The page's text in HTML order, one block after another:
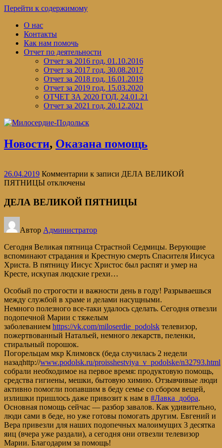
Перейти к содержимому
О нас
Контакты
Как нам помочь
Отчет по деятельности
Отчет за 2016 год, 01.10.2016
Отчет за 2017 год, 30.08.2017
Отчет за 2018 год, 16.01.2019
Отчет за 2019 год, 15.03.2020
ОТЧЕТ ЗА 2020 ГОД, 24.01.21
Отчет за 2021 год, 20.12.2021
Новости, Оказана помощь
26.04.2019 Комментарии к записи ДЕЛА ВЕЛИКОЙ
ПЯТНИЦЫ отключены
ДЕЛА ВЕЛИКОЙ ПЯТНИЦЫ
Автор Администратор
Сегодня Великая пятница Страстной Седмицы. Верующие
вспоминают страдания и Крестную смерть Спасителя Иисуса
Христа. В пятницу Иисус Христос был распят и умер на
Кресте, искупая людские грехи…
Особый по строгости и важности день в году! Разрываешься
между службой в храме и делами насущными.
Немного полезного все-таки удалось сделать. Сегодня отвезли
подопечной Марии с тяжелым
заболеванием https://vk.com/miloserdie_podolsk телевизор,
пожертвованный Натальей, немного лекарств, пеленки,
стиральный порошок.
Погорельцам мкр Климовск (беда случилась 2 недели
назадhttp://www.podolsk.ru/proisshestviya_v_podolske/n32793.html
собрали необходимое на первое время: продуктовую помощь,
средства гигиены, мешки, бытовую химию. Отзывчивые люди
активно помогли попавшим в беду семье со сбором вещей,
излишки пришлось даже привозит к нам в #Лавка_добра.
Основная помощь сейчас — разбор завалов. Как удивительно,
люди сами в беде, но уже готовы помогать другим. Евгений и
Вера привезли для наших подопечных малоимущих 3 десятка
яиц (вчера уже раздали), а сегодня они отвезли телевизор
Марии. Благодарим за помощь!